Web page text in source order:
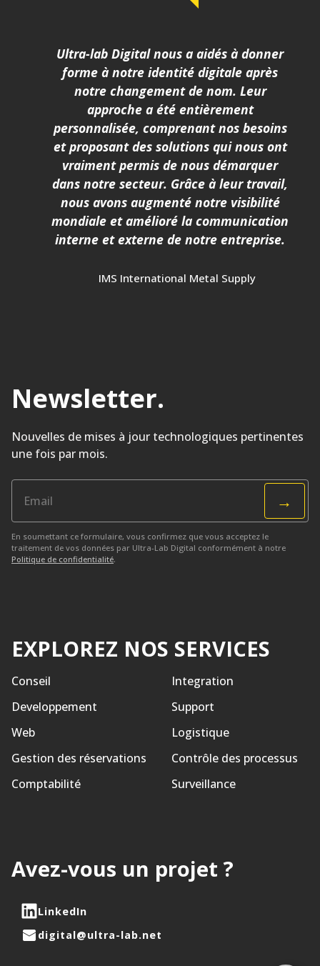
Ultra-lab Digital nous a aidés à donner
forme à notre identité digitale après
notre changement de nom. Leur
approche a été entièrement
personnalisée, comprenant nos besoins
et proposant des solutions qui nous ont
vraiment permis de nous démarquer
dans notre secteur. Grâce à leur travail,
nous avons augmenté notre visibilité
mondiale et amélioré la communication
interne et externe de notre entreprise.
IMS International Metal Supply
Newsletter.
Nouvelles de mises à jour technologiques pertinentes
une fois par mois.
→
En soumettant ce formulaire, vous confirmez que vous acceptez le
traitement de vos données par Ultra-Lab Digital conformément à notre
Politique de confidentialité.
EXPLOREZ NOS SERVICES
Conseil
Integration
Developpement
Support
Web
Logistique
Gestion des réservations
Contrôle des processus
Comptabilité
Surveillance
Avez-vous un projet ?
LinkedIn
digital@ultra-lab.net